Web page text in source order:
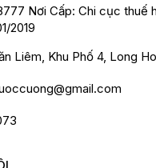
Nơi Cấp: Chi cục thuế
2019
Liêm, Khu Phố 4, Long